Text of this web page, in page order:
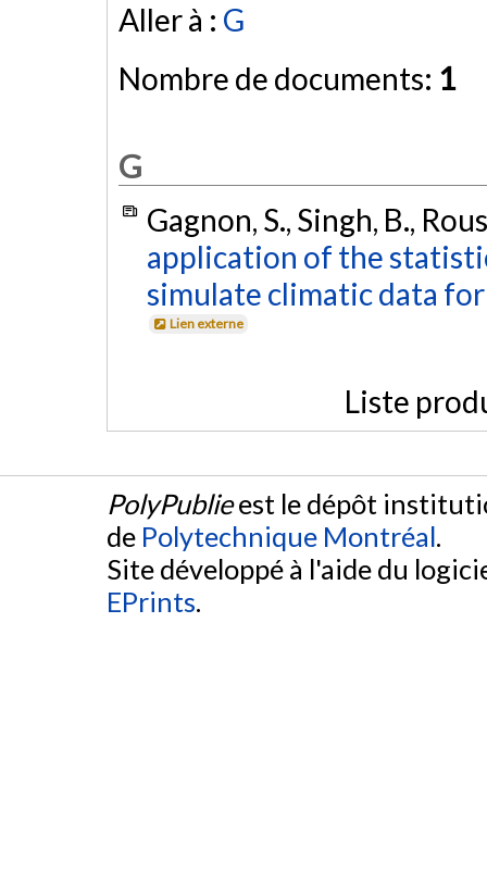
Aller à : G
Nombre de documents: 1
G
Gagnon, S., Singh, B.,
application of the
simulate climatic data
Lien externe
Liste
PolyPublieest le dépôt
de Polytechnique Montréal.
Site développé à l'aide du
EPrints.